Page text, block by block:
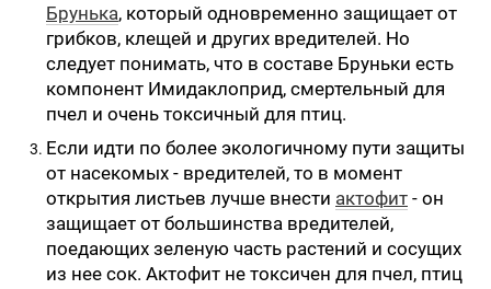
Брунька, который одновременно защищает от
грибков, клещей и других вредителей. Но
следует понимать, что в составе Бруньки есть
компонент Имидаклоприд, смертельный для
пчел и очень токсичный для птиц.
Если идти по более экологичному пути защиты
от насекомых - вредителей, то в момент
открытия листьев лучше внести актофит - он
защищает от большинства вредителей,
поедающих зеленую часть растений и сосущих
из нее сок. Актофит не токсичен для пчел, птиц